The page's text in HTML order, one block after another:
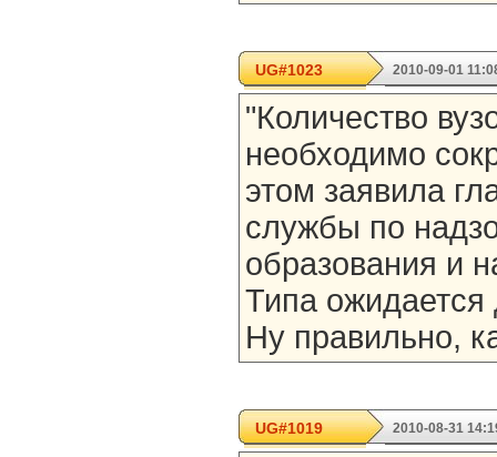
UG#1023 2010-09-01
"Количество
необходимо
этом заявила
службы по
образования и
Типа
Ну правильно,
UG#1019 2010-08-31